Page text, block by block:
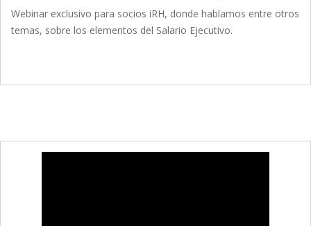
Webinar exclusivo para socios iRH, donde hablamos entre otros
temas, sobre los elementos del Salario Ejecutivo.